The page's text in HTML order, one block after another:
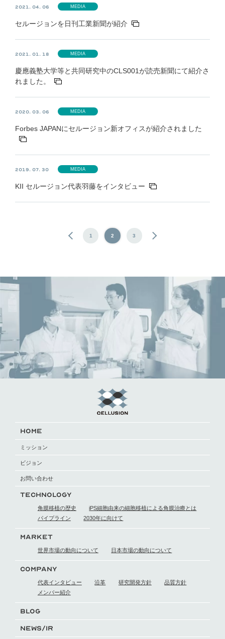
2021. 04. 06 MEDIA
セルージョンを日刊工業新聞が紹介
2021. 01. 18 MEDIA
慶應義塾大学等と共同研究中のCLS001が読売新聞にて紹介さ
れました。
2020. 03. 06 MEDIA
Forbes JAPANにセルージョン新オフィスが紹介されました
2019. 07. 30 MEDIA
KII セルージョン代表羽藤をインタビュー
1 2 3
HOME
ミッション
ビジョン
お問い合わせ
TECHNOLOGY
角膜移植の歴史 iPS細胞由来の細胞移植による角膜治療とは
パイプライン
2030年に向けて
MARKET
世界市場の動向について 日本市場の動向について
COMPANY
代表インタビュー 沿革 研究開発方針
品質方針
メンバー紹介
BLOG
NEWS/IR